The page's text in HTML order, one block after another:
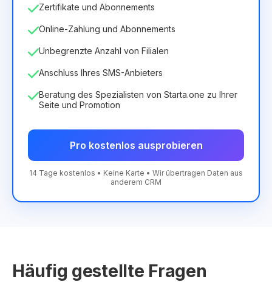
Zertifikate und Abonnements
Online-Zahlung und Abonnements
Unbegrenzte Anzahl von Filialen
Anschluss Ihres SMS-Anbieters
Beratung des Spezialisten von Starta.one zu Ihrer
Seite und Promotion
Pro kostenlos ausprobieren
14 Tage kostenlos • Keine Karte • Wir übertragen Daten aus
anderem CRM
Häufig gestellte Fragen